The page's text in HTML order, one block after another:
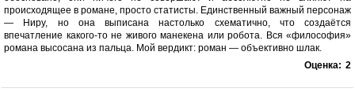
происходящее в романе, просто статисты. Единственный важный персонаж
— Ниру, но она выписана настолько схематично, что создаётся
впечатление какого-то не живого манекена или робота. Вся «философия»
романа высосана из пальца. Мой вердикт: роман — объективно шлак.
Оценка: 2